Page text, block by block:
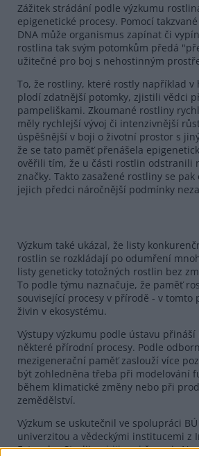
Zážitek strádání podle výzkumu
epigenetické procesy. Pomocí
DNA může organismus zapínat či
rostlina tak svým potomkům předá
užitečné pro boj s nehostinným
To, že rostliny, které rostly například v
plodí zdatnější potomky, zjistili vědci
pampeliškami. Zkoumané rostliny
měly rychlejší vývoj či intenzivnější
úspěšnější v boji o životní prostor s
že se tato paměť přenášela
ověřili tím, že u části rostlin odstranili
značky. Takto zasažené rostliny se
jejich předci náročnější podmínky
Výzkum také ukázal, že listy
rostlin se rozkládají po odumření
listy geneticky totožných rostlin bez
To podle týmu naznačuje, že paměť
související procesy v přírodě - v tomto
živin v ekosystému.
Výstupy výzkumu podle ústavu přináší
některé přírodní procesy. Podle
mezigenerační paměť zaslouží více
být zohledněna třeba při modelování
během klimatické změny nebo při
zemědělství.
Výzkum se uskutečnil ve spolupráci BÚ
univerzitou a vědeckými institucemi z
Estonska. Studiipublikovalčasopis